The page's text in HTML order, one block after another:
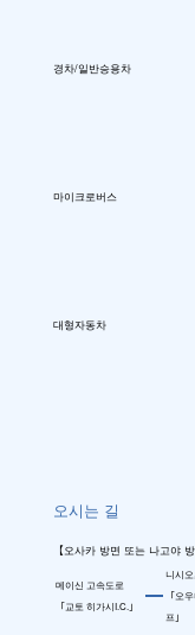
경차/일반승용차
마이크로버스
대형자동차
오시는 길
【오사카 방면 또는 나고야 방
메이신 고속도로
「교토 히가시I.C.」
니시
「오
프」